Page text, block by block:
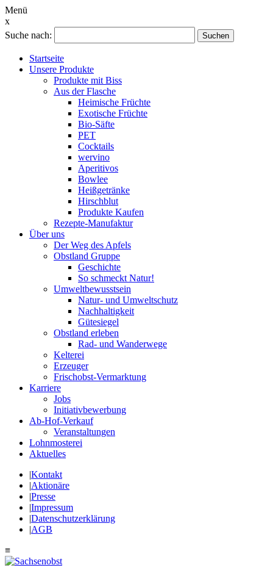
Menü
x
Suche nach:
Suchen
Startseite
Unsere Produkte
Produkte mit Biss
Aus der Flasche
Heimische Früchte
Exotische Früchte
Bio-Säfte
PET
Cocktails
wervino
Aperitivos
Bowlee
Heißgetränke
Hirschblut
Produkte Kaufen
Rezepte-Manufaktur
Über uns
Der Weg des Apfels
Obstland Gruppe
Geschichte
So schmeckt Natur!
Umweltbewusstsein
Natur- und Umweltschutz
Nachhaltigkeit
Gütesiegel
Obstland erleben
Rad- und Wanderwege
Kelterei
Erzeuger
Frischobst-Vermarktung
Karriere
Jobs
Initiativbewerbung
Ab-Hof-Verkauf
Veranstaltungen
Lohnmosterei
Aktuelles
|Kontakt
|Aktionäre
|Presse
|Impressum
|Datenschutzerklärung
|AGB
≡